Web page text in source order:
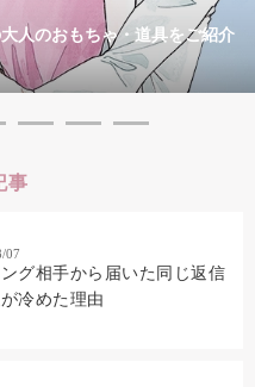
人のおもちゃ・道具をご紹介
事
07
グ相手から届いた同じ返信
冷めた理由